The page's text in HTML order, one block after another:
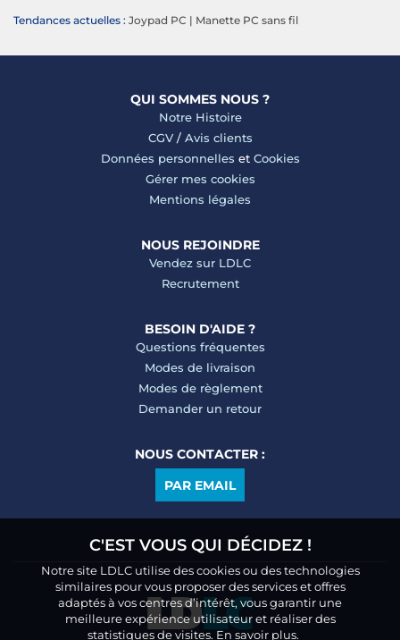
C'EST VOUS QUI DÉCIDEZ !
Notre site LDLC utilise des cookies ou des technologies
similaires pour vous proposer des services et offres
adaptés à vos centres d’intérêt, vous garantir une
meilleure expérience utilisateur et réaliser des
statistiques de visites. En savoir plus.
Tendances actuelles : Joypad PC | Manette PC sans fil
QUI SOMMES NOUS ?
Notre Histoire
CGV/ Avis clients
Données personnelles et Cookies
Gérer mes cookies
Mentions légales
NOUS REJOINDRE
Vendez sur LDLC
Recrutement
BESOIN D'AIDE ?
Questions fréquentes
Modes de livraison
Modes de règlement
Demander un retour
NOUS CONTACTER :
PAR EMAIL